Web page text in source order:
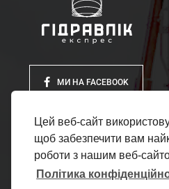
Цей веб-сайт
щоб забезпечити вам
роботи з нашим веб-
Політика
МИ НА FACEBOOK